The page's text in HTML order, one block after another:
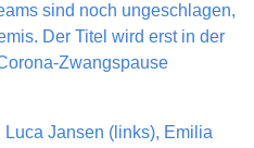
sind noch ungeschlagen,
Der Titel wird erst in der
Zwangspause
Jansen (links), Emilia